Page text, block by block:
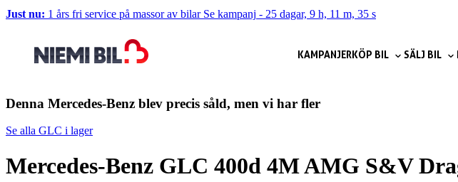
Just nu: 1 års fri service på massor av bilar Se kampanj - 25 dagar, 9 h, 11 m, 33 s
KAMPANJERKÖP BIL SÄLJ BIL
Denna Mercedes-Benz blev precis såld, men vi har fler
Se alla GLC i lager
Mercedes-Benz GLC 400d 4M AMG S&V